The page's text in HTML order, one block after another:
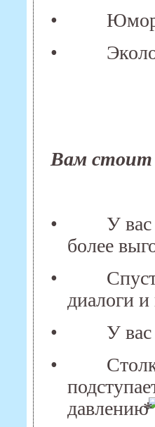
•
•
Вам стоит
•
У
более
•
диалоги и
•
У вас
•
давлению